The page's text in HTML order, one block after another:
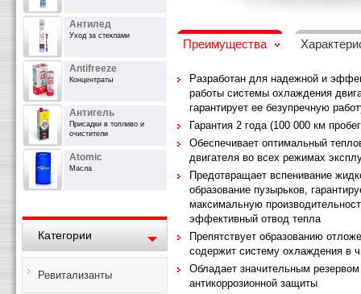
Антилед
Уход за стеклами
Antifreeze
Концентраты
Антигель
Присадки в топливо и
очистители
Atomic
Масла
Категории
Ревитализанты
Преимущества
Разработан для надежной и
работы системы охлаждения
гарантирует ее безупречную
Гарантия 2 года (100 000 км
Обеспечивает оптимальный
двигателя во всех режимах
Предотвращает вспенивание
образование пузырьков,
максимальную
эффективный отвод тепла
Препятствует образованию
содержит систему охлаждения в
Обладает значительным резервом
антикоррозионной защиты